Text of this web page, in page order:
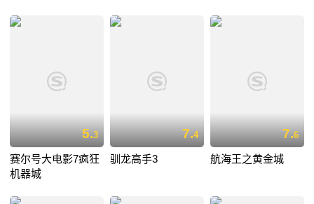
5.3
赛尔号大电影7疯狂
机器城
7.4
驯龙高手3
7.6
航海王之黄金城